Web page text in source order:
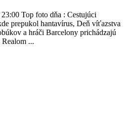
23:00 Top foto dňa : Cestujúci
prepukol hantavírus, Deň víťazstva
a hráči Barcelony prichádzajú
...